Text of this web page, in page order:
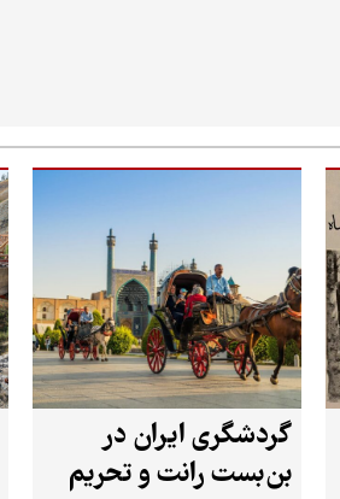
گردشگری ایران در
بن‌بست رانت و تحریم